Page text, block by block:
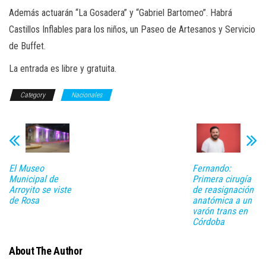
Además actuarán “La Gosadera” y “Gabriel Bartomeo”. Habrá
Castillos Inflables para los niños, un Paseo de Artesanos y Servicio
de Buffet.
La entrada es libre y gratuita.
Category Nacionales
El Museo
Municipal de
Arroyito se viste
de Rosa
Fernando:
Primera cirugía
de reasignación
anatómica a un
varón trans en
Córdoba
About The Author